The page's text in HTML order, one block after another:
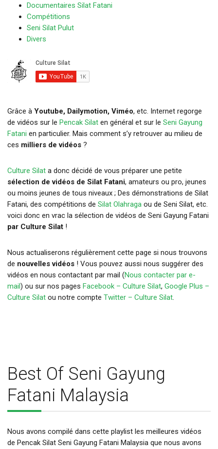
Documentaires Silat Fatani
Compétitions
Seni Silat Pulut
Divers
Grâce à Youtube, Dailymotion, Viméo, etc. Internet regorge
de vidéos sur le Pencak Silat en général et sur le Seni Gayung
Fatani en particulier. Mais comment s’y retrouver au milieu de
ces milliers de vidéos ?
Culture Silat a donc décidé de vous préparer une petite
sélection de vidéos de Silat Fatani, amateurs ou pro, jeunes
ou moins jeunes de tous niveaux ; Des démonstrations de Silat
Fatani, des compétitions de Silat Olahraga ou de Seni Silat, etc.
voici donc en vrac la sélection de vidéos de Seni Gayung Fatani
par Culture Silat !
Nous actualiserons régulièrement cette page si nous trouvons
de nouvelles vidéos ! Vous pouvez aussi nous suggérer des
vidéos en nous contactant par mail (Nous contacter par e-
mail) ou sur nos pages Facebook – Culture Silat, Google Plus –
Culture Silat ou notre compte Twitter – Culture Silat.
Best Of Seni Gayung
Fatani Malaysia
Nous avons compilé dans cette playlist les meilleures vidéos
de Pencak Silat Seni Gayung Fatani Malaysia que nous avons